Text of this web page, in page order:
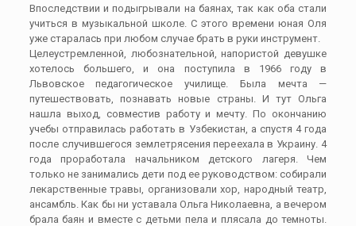
Впоследствии и подыгрывали на баянах, так как оба стали
учиться в музыкальной школе. С этого времени юная Оля
уже старалась при любом случае брать в руки инструмент.
Целеустремленной, любознательной, напористой девушке
хотелось большего, и она поступила в 1966 году в
Львовское педагогическое училище. Была мечта —
путешествовать, познавать новые страны. И тут Ольга
нашла выход, совместив работу и мечту. По окончанию
учебы отправилась работать в Узбекистан, а спустя 4 года
после случившегося землетрясения переехала в Украину. 4
года проработала начальником детского лагеря. Чем
только не занимались дети под ее руководством: собирали
лекарственные травы, организовали хор, народный театр,
ансамбль. Как бы ни уставала Ольга Николаевна, а вечером
брала баян и вместе с детьми пела и плясала до темноты.